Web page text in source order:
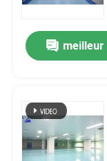
table
Lumière